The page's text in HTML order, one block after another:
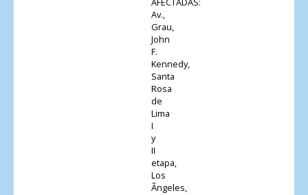
Av.,
Grau,
John
F.
Kennedy,
Santa
Rosa
de
Lima
I
y
II
etapa,
Los
Ãngeles,